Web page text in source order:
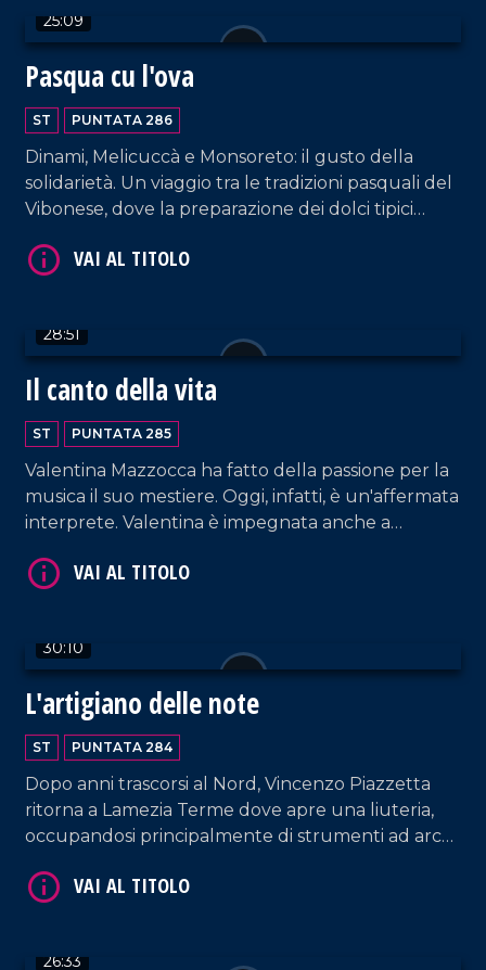
25:09
Pasqua cu l'ova
ST PUNTATA 286
Dinami, Melicuccà e Monsoreto: il gusto della
solidarietà. Un viaggio tra le tradizioni pasquali del
Vibonese, dove la preparazione dei dolci tipici
alluvionate della Sibaritide.
28:51
Il canto della vita
ST PUNTATA 285
Valentina Mazzocca ha fatto della passione per la
musica il suo mestiere. Oggi, infatti, è un'affermata
interprete. Valentina è impegnata anche a
non solo attenzioni tecniche ma anche umane.
30:10
L'artigiano delle note
ST PUNTATA 284
Dopo anni trascorsi al Nord, Vincenzo Piazzetta
ritorna a Lamezia Terme dove apre una liuteria,
occupandosi principalmente di strumenti ad arco
ricerca sulla Lira calabrese.
26:33
VAI AL TITOLO
VAI AL TITOLO